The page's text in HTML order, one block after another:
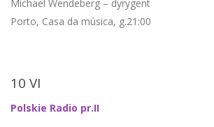
Michael Wendeberg – dyrygent
Porto, Casa da música, g.21:00
10 VI
Polskie Radio pr.II